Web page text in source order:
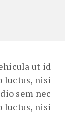
ut id
luctus, nisi
sem nec
luctus, nisi